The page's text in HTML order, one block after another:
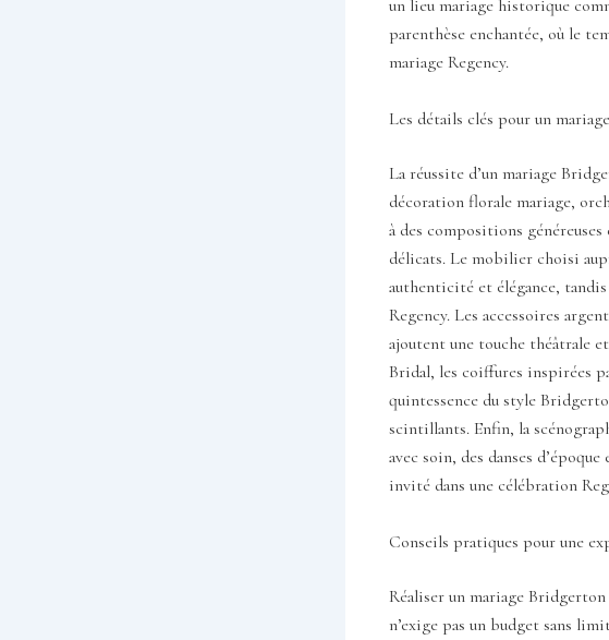
un lieu mariage historique
parenthèse enchantée, où le
mariage Regency.
Les détails clés pour un
La réussite d’un mariage
décoration florale mariage,
à des compositions
délicats. Le mobilier choisi
authenticité et élégance, tandis
Regency. Les accessoires
ajoutent une touche théâtrale
Bridal, les coiffures inspirées
quintessence du style
scintillants. Enfin, la
avec soin, des danses
invité dans une célébration
Conseils pratiques pour une
Réaliser un mariage
n’exige pas un budget sans